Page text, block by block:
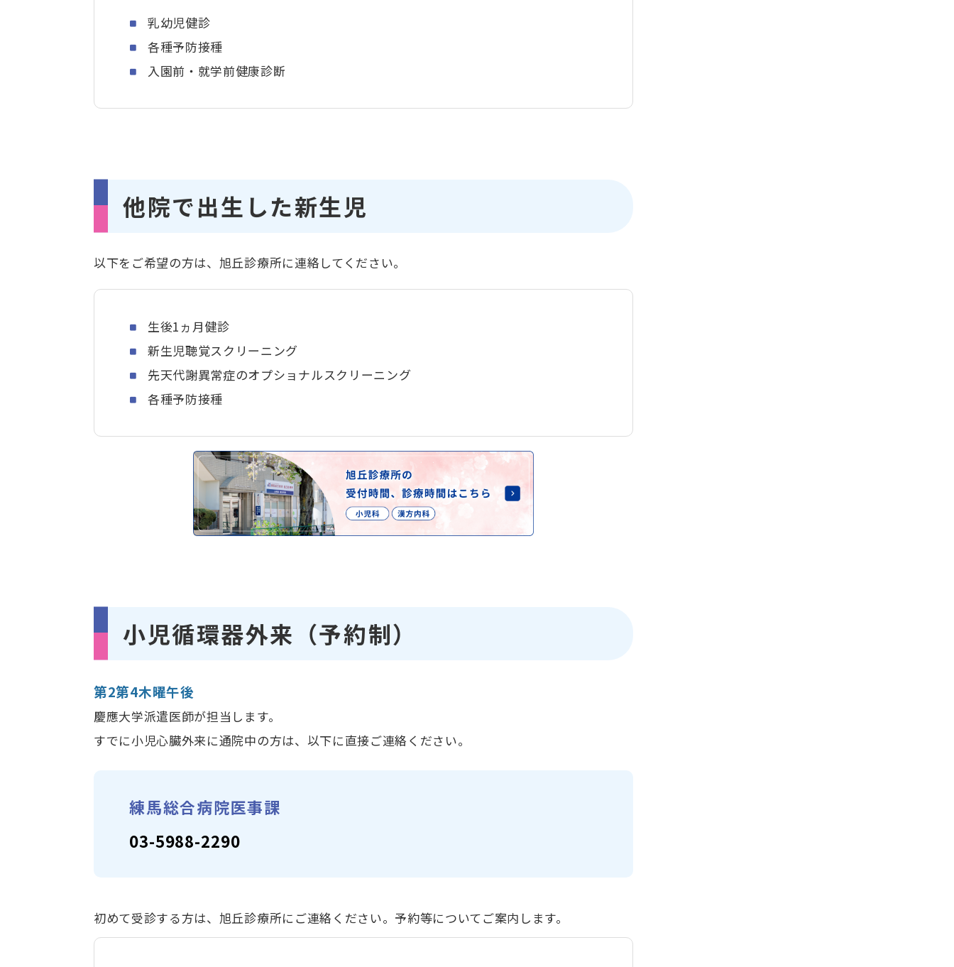
乳幼児健診
各種予防接種
入園前・就学前健康診断
他院で出生した新生児
以下をご希望の方は、旭丘診療所に連絡してください。
生後1ヵ月健診
新生児聴覚スクリーニング
先天代謝異常症のオプショナルスクリーニング
各種予防接種
小児循環器外来（予約制）
第2第4木曜午後
慶應大学派遣医師が担当します。
すでに小児心臓外来に通院中の方は、以下に直接ご連絡ください。
練馬総合病院医事課
03-5988-2290
初めて受診する方は、旭丘診療所にご連絡ください。予約等についてご案内します。